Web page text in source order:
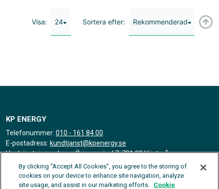
Visa: 24 Sortera efter: Rekommenderad
KP ENERGY
Telefonummer: 010 - 161 84 00
E-postadress: kundtjanst@kpenergy.se
Upphämtningsadress: Örjansgränd 7, 721 32 Västerås
SNABBLÄNKAR
Allmänna villkor
By clicking “Accept All Cookies”, you agree to the storing of
cookies on your device to enhance site navigation, analyze
site usage, and assist in our marketing efforts. Cookie